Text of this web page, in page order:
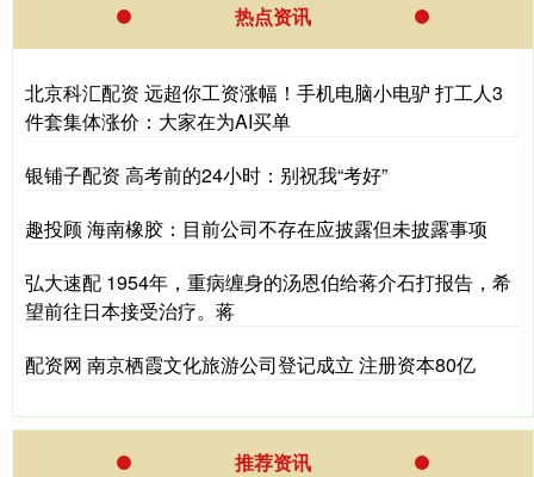
热点资讯
北京科汇配资 远超你工资涨幅！手机电脑小电驴 打工人3
件套集体涨价：大家在为AI买单
银铺子配资 高考前的24小时：别祝我“考好”
趣投顾 海南橡胶：目前公司不存在应披露但未披露事项
弘大速配 1954年，重病缠身的汤恩伯给蒋介石打报告，希
望前往日本接受治疗。蒋
配资网 南京栖霞文化旅游公司登记成立 注册资本80亿
推荐资讯